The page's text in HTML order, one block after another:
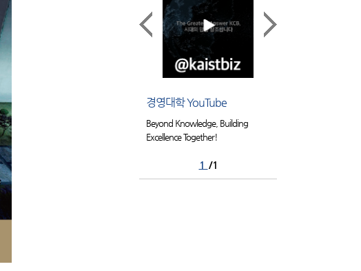
경영대학 YouTube
Beyond Knowledge, Building
Excellence Together!
1 /1